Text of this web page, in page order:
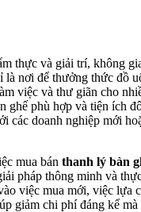
thực và giải trí, không
là nơi để thưởng thức đồ
việc và thư giãn cho
ghế phù hợp và tiện ích
các doanh nghiệp mới
mua bán thanh lý bàn
pháp thông minh và
việc mua mới, việc lựa
giảm chi phí đáng kể